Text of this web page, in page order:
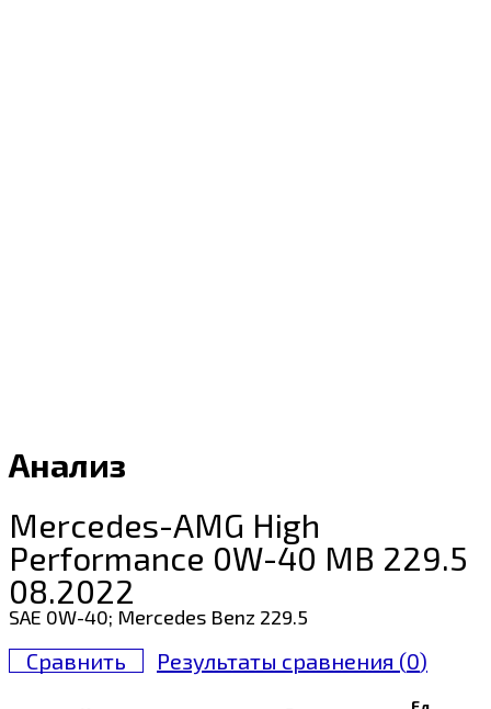
Анализ
Mercedes-AMG High
Performance 0W-40 MB 229.5
08.2022
SAE 0W-40; Mercedes Benz 229.5
Сравнить Результаты сравнения (0)